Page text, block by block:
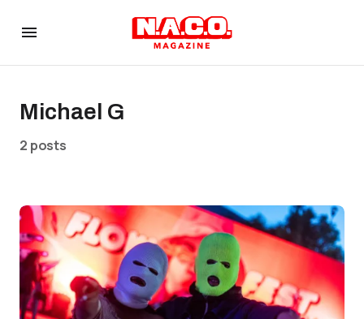
Michael G
2 posts